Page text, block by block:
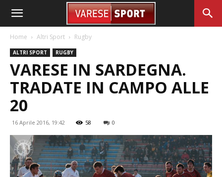
Home Altri Sport Rugby
ALTRI SPORT RUGBY
VARESE IN SARDEGNA.
TRADATE IN CAMPO ALLE
20
16 Aprile 2016, 19:42 58 0